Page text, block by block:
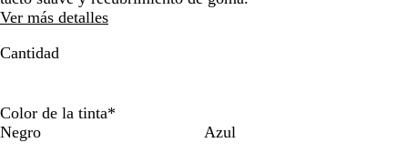
con
zoom
y
de
Ver más detalles
Cantidad
Color de la tinta*
Negro
Azul